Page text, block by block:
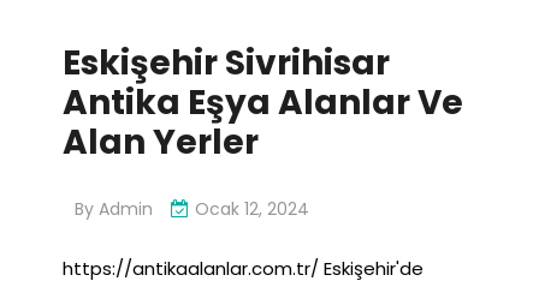
Eskişehir Sivrihisar
Antika Eşya Alanlar Ve
Alan Yerler
By Admin Ocak 12, 2024
https://antikaalanlar.com.tr/ Eskişehir'de